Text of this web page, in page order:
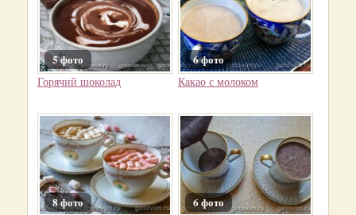
5 фото
Горячий шоколад
6 фото
Какао с молоком
8 фото 6 фото